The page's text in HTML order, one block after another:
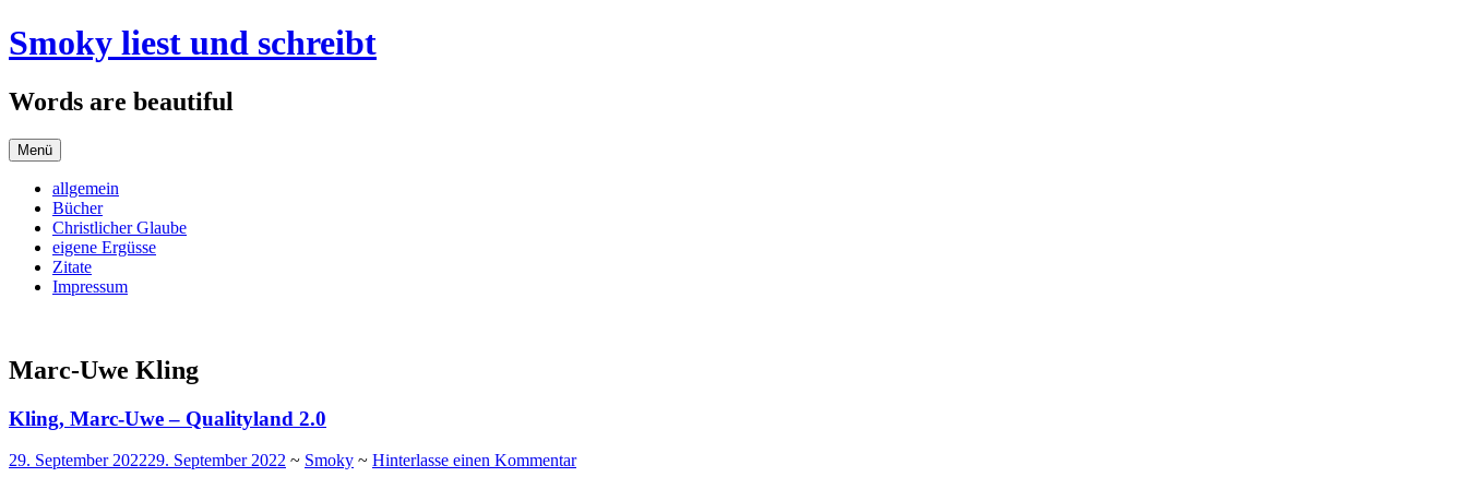
Zum
Inhalt
Smoky liest und schreibt
Words are beautiful
Menü
allgemein
Bücher
Christlicher Glaube
eigene Ergüsse
Zitate
Impressum
Marc-Uwe Kling
Kling, Marc-Uwe – Qualityland 2.0
29. September 202229. September 2022 ~ Smoky ~ Hinterlasse einen Kommentar